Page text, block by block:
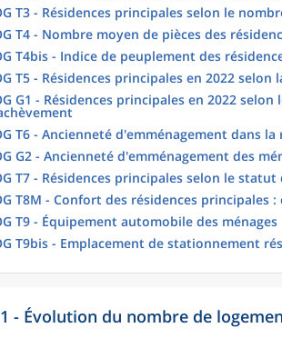
T3 - Résidences principales selon le
T4 - Nombre moyen de pièces des
T4bis - Indice de peuplement des
T5 - Résidences principales en 2022
G1 - Résidences principales en 2022
T6 - Ancienneté d'emménagement dans
G2 - Ancienneté d'emménagement des
T7 - Résidences principales selon le
T8M - Confort des résidences principales
T9 - Équipement automobile des ménages
T9bis - Emplacement de stationnement
- Évolution du nombre de